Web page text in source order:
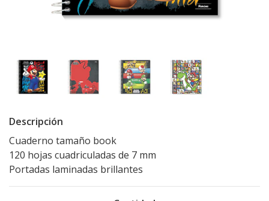
Descripción
Cuaderno tamaño book
120 hojas cuadriculadas de 7 mm
Portadas laminadas brillantes